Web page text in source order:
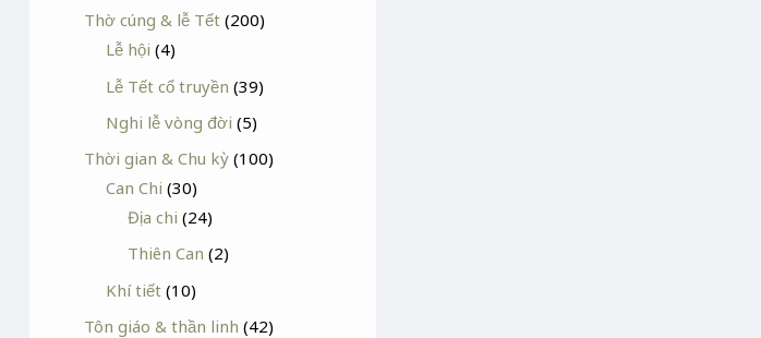
Thờ cúng & lễ Tết (200)
Lễ hội (4)
Lễ Tết cổ truyền (39)
Nghi lễ vòng đời (5)
Thời gian & Chu kỳ (100)
Can Chi (30)
Địa chi (24)
Thiên Can (2)
Khí tiết (10)
Tôn giáo & thần linh (42)